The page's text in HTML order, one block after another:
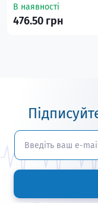
В наявності
476.50 грн